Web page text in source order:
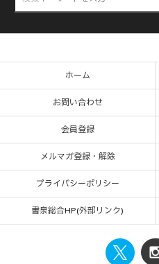
ホーム
お問い合わせ
会員登録
メルマガ登録・解除
プライバシーポリシー
書泉総合HP(外部リンク)